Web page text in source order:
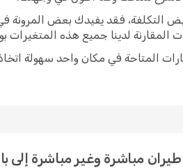
التكلفة، فقد يفيدك بعض المرونة
لدينا جميع هذه المتغيرات
المتاحة في مكان واحد سهولة
مباشرة وغير مباشرة إلى